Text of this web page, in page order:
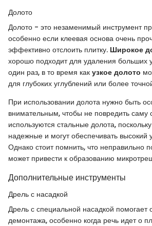
Долото
Долото - это незаменимый инструмент
особенно если клеевая основа очень
эффективно отслоить плитку. Широкое
хорошо подходит для удаления больших
один раз, в то время как узкое долото
для глубоких углублений или более
При использовании долота нужно быть
внимательным, чтобы не повредить саму
используются стальные долота,
надежные и могут обеспечивать высокий
Однако стоит помнить, что неправильно
может привести к образованию
Дополнительные инструменты
Дрель с насадкой
Дрель с специальной насадкой помогает
демонтажа, особенно когда речь идет о